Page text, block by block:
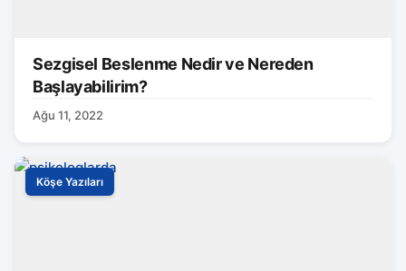
Sezgisel Beslenme Nedir ve Nereden
Başlayabilirim?
Ağu 11, 2022
Köşe Yazıları